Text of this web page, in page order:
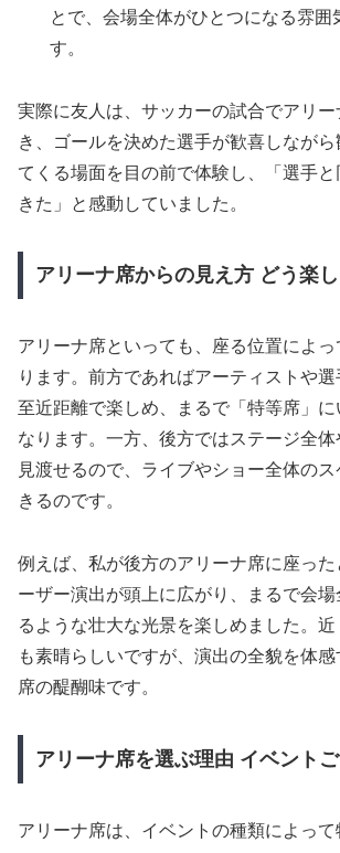
とで、会場全体がひとつになる雰囲
す。
実際に友人は、サッカーの試合でアリー
き、ゴールを決めた選手が歓喜しなが
てくる場面を目の前で体験し、「選手
きた」と感動していました。
アリーナ席からの見え方 どう楽
アリーナ席といっても、座る位置によ
ります。前方であればアーティストや
至近距離で楽しめ、まるで「特等席」
なります。一方、後方ではステージ全体
見渡せるので、ライブやショー全体の
きるのです。
例えば、私が後方のアリーナ席に座っ
ーザー演出が頭上に広がり、まるで会
るような壮大な光景を楽しめました。
も素晴らしいですが、演出の全貌を体
席の醍醐味です。
アリーナ席を選ぶ理由 イベント
アリーナ席は、イベントの種類によって